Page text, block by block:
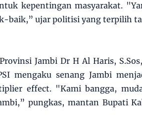
kepentingan masyarakat.
baik,” ujar politisi yang terpilih
Jambi Dr H Al Haris,
mengaku senang Jambi
effect. "Kami bangga,
pungkas, mantan Bupati